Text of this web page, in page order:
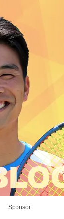
Sponsor